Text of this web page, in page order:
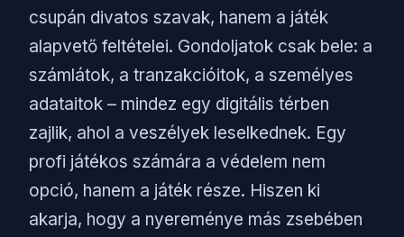
csupán divatos szavak, hanem a játék
alapvető feltételei. Gondoljatok csak bele: a
számlátok, a tranzakcióitok, a személyes
adataitok – mindez egy digitális térben
zajlik, ahol a veszélyek leselkednek. Egy
profi játékos számára a védelem nem
opció, hanem a játék része. Hiszen ki
akarja, hogy a nyereménye más zsebében